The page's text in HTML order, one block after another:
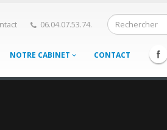
06.04.07.53.74.
NOTRE CABINET CONTACT